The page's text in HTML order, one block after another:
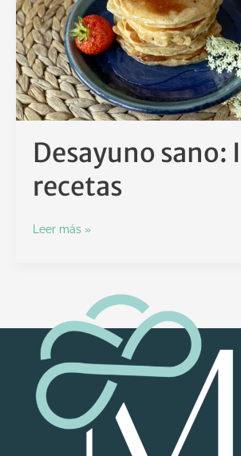
Desayuno sano:
recetas
Leer más »